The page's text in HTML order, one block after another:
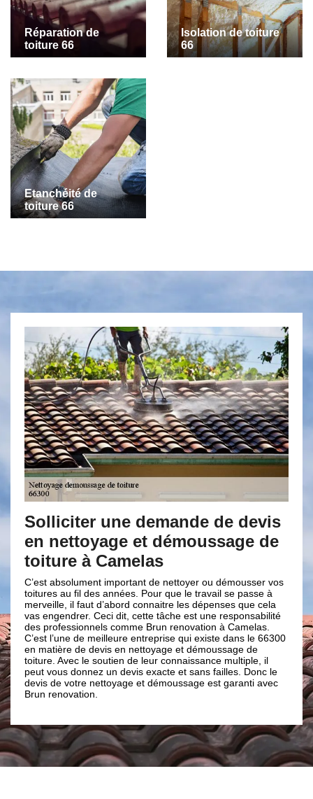
Réparation de
toiture 66
Isolation de toiture
66
Etanchéité de
toiture 66
une demande de devis
et démoussage de
à Camelas
important de nettoyer ou démousser vos
fil des années. Pour que le travail se passe à
faut d’abord connaitre les dépenses que cela
Ceci dit, cette tâche est une responsabilité
comme Brun renovation à Camelas.
de meilleure entreprise qui existe dans le 66300
de devis en nettoyage et démoussage de
le soutien de leur connaissance multiple, il
un devis exacte et sans failles. Donc le
nettoyage et démoussage est garanti avec
Devis
toiture
renovation
Notre entreprise
d’entretien toiture
demande de devis
c’est gratuit et
ce faire vous
avec vos
de vos travaux, les
budget. Notre
vous répondra dans
heures) et cette